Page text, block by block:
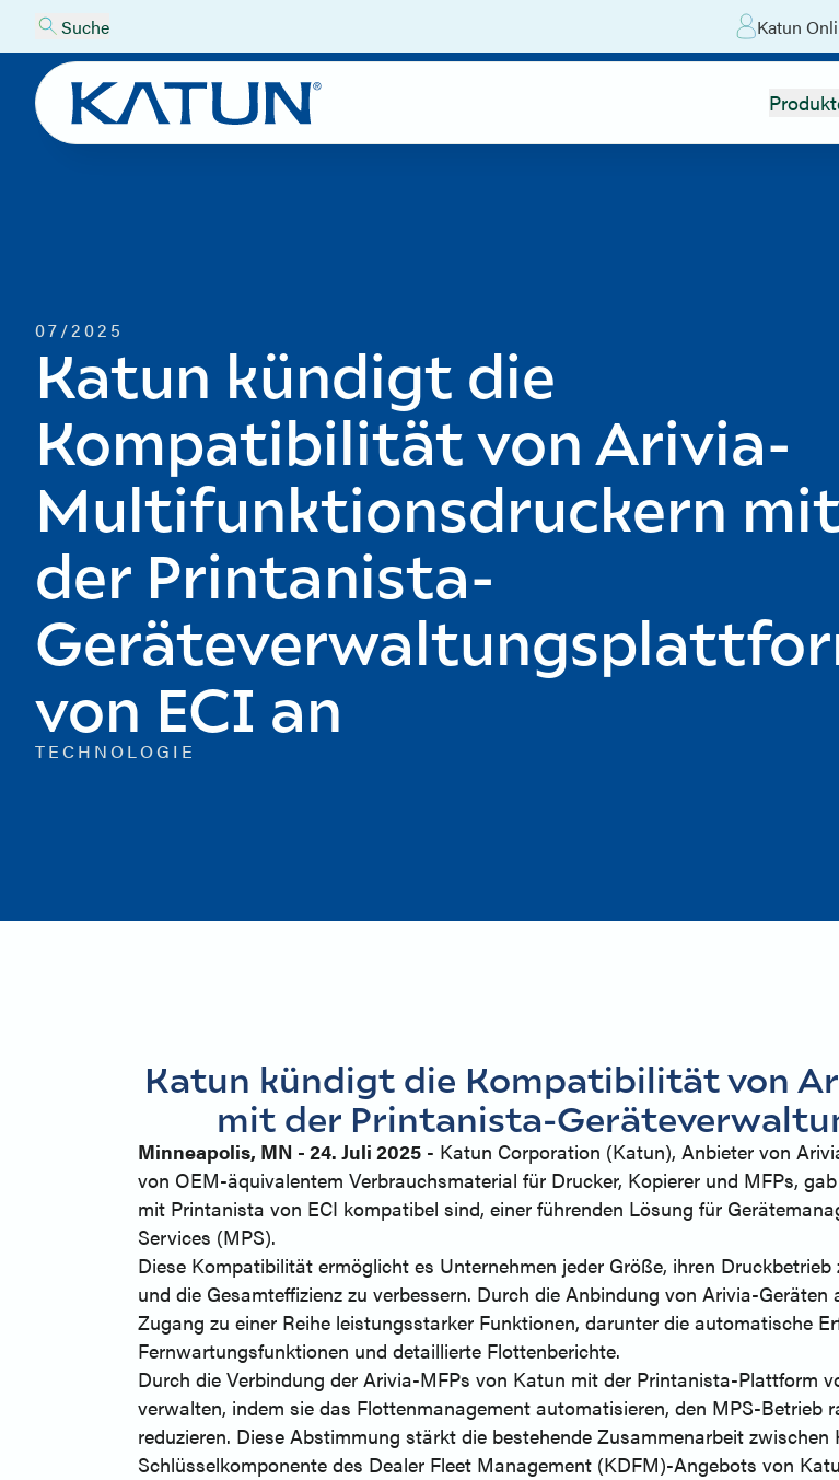
Suche Katun
07/2025
Katun kündigt die
Kompatibilität von Arivia-
Multifunktionsdruckern mit
der Printanista-
von ECI an
TECHNOLOGIE
Katun kündigt die Kompatibilität von
mit der Printanista-
Minneapolis, MN - 24. Juli 2025 - Katun Corporation (Katun), Anbieter von
von OEM-äquivalentem Verbrauchsmaterial für Drucker, Kopierer und MFPs,
mit Printanista von ECI kompatibel sind, einer führenden Lösung für
Services (MPS).
Diese Kompatibilität ermöglicht es Unternehmen jeder Größe, ihren
und die Gesamteffizienz zu verbessern. Durch die Anbindung von Arivia-
Zugang zu einer Reihe leistungsstarker Funktionen, darunter die automatische
Fernwartungsfunktionen und detaillierte Flottenberichte.
Durch die Verbindung der Arivia-MFPs von Katun mit der Printanista-Plattform
verwalten, indem sie das Flottenmanagement automatisieren, den MPS-
reduzieren. Diese Abstimmung stärkt die bestehende Zusammenarbeit
Schlüsselkomponente des Dealer Fleet Management (KDFM)-Angebots von